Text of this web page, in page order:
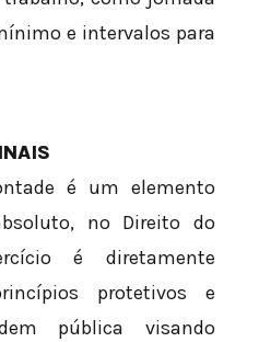
e intervalos para
é um elemento
no Direito do
é diretamente
protetivos e
pública visando